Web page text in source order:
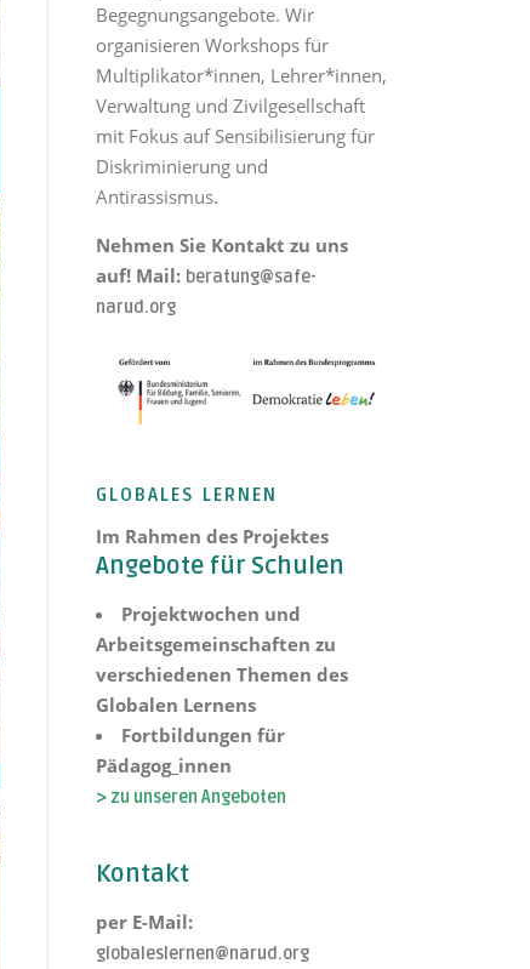
Begegnungsangebote. Wir
organisieren Workshops für
Multiplikator*innen, Lehrer*innen,
Verwaltung und Zivilgesellschaft
mit Fokus auf Sensibilisierung für
Diskriminierung und
Antirassismus.
Nehmen Sie Kontakt zu uns
auf! Mail: beratung@safe-
narud.org
GLOBALES LERNEN
Im Rahmen des Projektes
Angebote für Schulen
Projektwochen und
Arbeitsgemeinschaften zu
verschiedenen Themen des
Globalen Lernens
Fortbildungen für
Pädagog_innen
> zu unseren Angeboten
Kontakt
per E-Mail:
globaleslernen@narud.org